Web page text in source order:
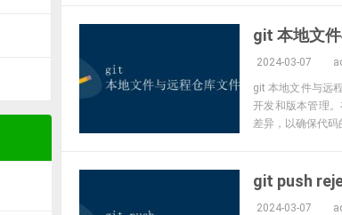
git 本地文
2024-03-07
git 本地文件与远
开发和版本管理
差异，以确保代
git push
2024-03-07